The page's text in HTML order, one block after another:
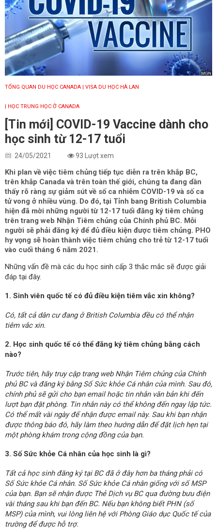
TỔNG QUAN DU HỌC CANADA | VISA DU HỌC HÀ LAN
| HỌC TRUNG HỌC Ở CANADA
[Tin mới] COVID-19 Vaccine dành cho
học sinh từ 12-17 tuổi
24/05/2021 93 Lượt xem
Khi plan về việc ​​tiêm chủng tiếp tục diễn ra trên khắp BC,
trên khắp Canada và trên toàn thế giới, chúng ta đang dần
thấy rõ ràng sự giảm sút về số ca nhiễm COVID-19 và số ca
tử vong ở nhiều vùng. Do đó, tại Tỉnh bang British Columbia
hiện đã mời những người từ 12-17 tuổi đăng ký tiêm chủng
trên trang web Nhận Tiêm chủng của Chính phủ BC. Mỗi
người sẽ phải đăng ký để đủ điều kiện được tiêm chủng. PHO
hy vọng sẽ hoàn thành việc tiêm chủng cho trẻ từ 12-17 tuổi
vào cuối tháng 6 năm 2021.
Những vấn đề mà các du học sinh cấp 3 thắc mắc sẽ được giải
đáp tại đây.
1. Sinh viên quốc tế có đủ điều kiện tiêm vắc xin không?
Có, tất cả dân cư đang ở British Columbia đều có thể nhận
tiêm vắc xin.
2. Học sinh quốc tế có thể đăng ký tiêm chủng bằng cách
nào?
Trước tiên, hãy truy cập trang web Nhận Tiêm chủng của Chính
phủ BC và đăng ký bằng Số Sức khỏe Cá nhân của mình. Sau đó,
chính phủ sẽ gửi cho bạn email hoặc tin nhắn văn bản khi đến
lượt bạn đặt phòng. Tin nhắn này có thể không đến ngay lập tức.
Có thể mất vài ngày để nhận được email này. Sau khi bạn nhận
được thông báo đó, hãy làm theo hướng dẫn để đặt lịch hẹn tại
một phòng khám trong cộng đồng của bạn.
3. Số Sức khỏe Cá nhân của học sinh là gì?
Tất cả học sinh đăng ký tại BC đã ở đây hơn ba tháng phải có
Số Sức khỏe Cá nhân. Số Sức khỏe Cá nhân giống với số MSP
của bạn. Bạn sẽ nhận được Thẻ Dịch vụ BC qua đường bưu điện
vài tháng sau khi bạn đến BC. Nếu bạn không biết PHN (số
MSP) của mình, vui lòng liên hệ với Phòng Giáo dục Quốc tế của
trường để được hỗ trợ.